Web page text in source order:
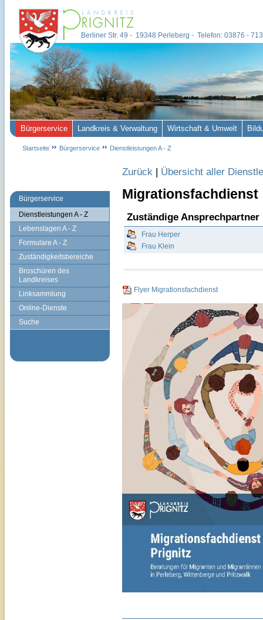
Bürgerservice
Dienstleistungen A - Z
Lebenslagen A - Z
Formulare A - Z
Zuständigkeitsbereiche
Broschüren des
Landkreises
Linksammlung
Online-Dienste
Suche
Zurück | Übersicht aller
Migrationsfachdienst
Zuständige Ansprechpartner
Frau Herper
Frau Klein
Flyer Migrationsfachdienst
Berliner Str. 49 - 19348 Perleberg - Telefon: 03876 -
Bürgerservice Landkreis & Verwaltung Wirtschaft & Umwelt
Startseite Bürgerservice Dienstleistungen A - Z